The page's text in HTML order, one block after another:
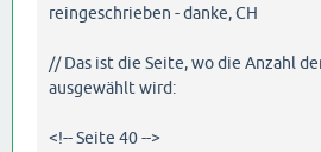
reingeschrieben - danke, CH
// Das ist die Seite, wo die Anzahl
ausgewählt wird:
<!-- Seite 40 -->